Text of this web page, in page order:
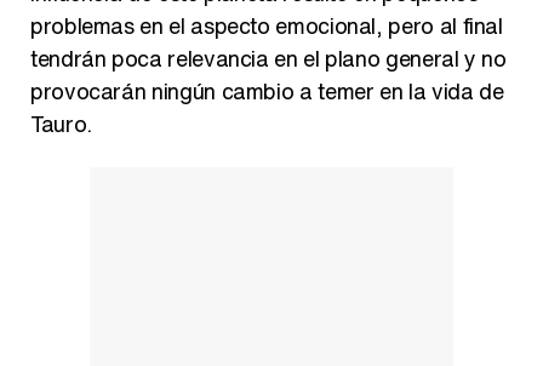
problemas en el aspecto emocional, pero al final
tendrán poca relevancia en el plano general y no
provocarán ningún cambio a temer en la vida de
Tauro.